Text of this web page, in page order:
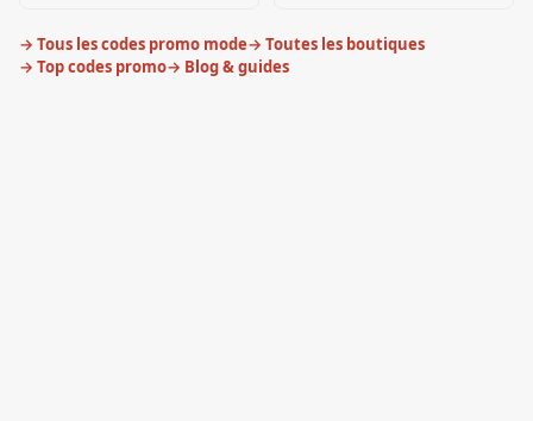
→ Tous les codes promo mode→ Toutes les boutiques
→ Top codes promo→ Blog & guides